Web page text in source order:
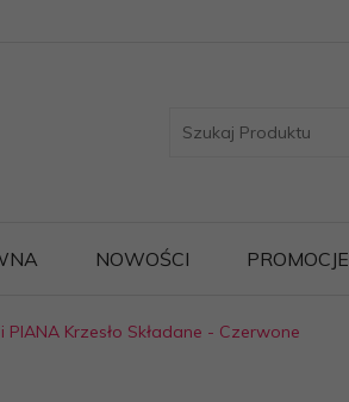
NOWOŚCI PROMOCJE
PIANA Krzesło Składane - Czerwone